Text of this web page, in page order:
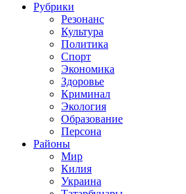
Рубрики
Резонанс
Культура
Политика
Спорт
Экономика
Здоровье
Криминал
Экология
Образование
Персона
Районы
Мир
Килия
Украина